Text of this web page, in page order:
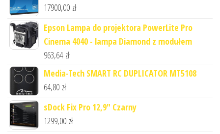
17900,00 zł
Epson Lampa do projektora PowerLite Pro
Cinema 4040 - lampa Diamond z modułem
963,64 zł
Media-Tech SMART RC DUPLICATOR MT5108
64,80 zł
sDock Fix Pro 12,9" Czarny
1299,00 zł